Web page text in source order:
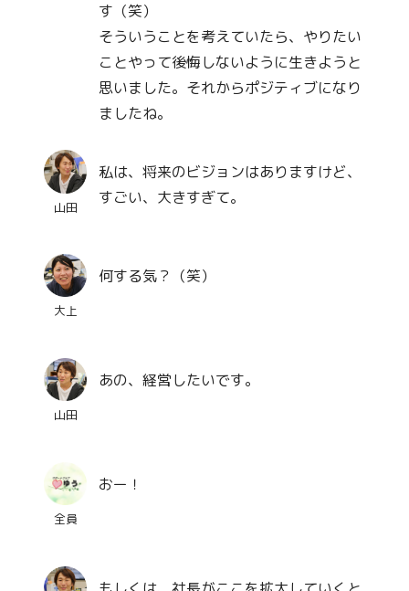
す（笑）
そういうことを考えていたら、やりたい
ことやって後悔しないように生きようと
思いました。それからポジティブになり
ましたね。
山田
私は、将来のビジョンはありますけど、
すごい、大きすぎて。
大上
何する気？（笑）
山田
あの、経営したいです。
全員
おー！